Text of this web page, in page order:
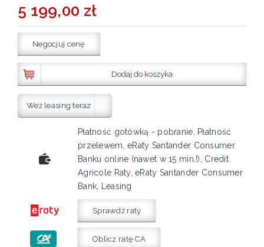
5 199,00 zł
Negocjuj cenę
Dodaj do koszyka
Weź leasing teraz
Płatność gotówką - pobranie, Płatność
przelewem, eRaty Santander Consumer
Banku online (nawet w 15 min.!), Credit
Agricole Raty, eRaty Santander Consumer
Bank, Leasing
Sprawdź raty
Oblicz ratę CA